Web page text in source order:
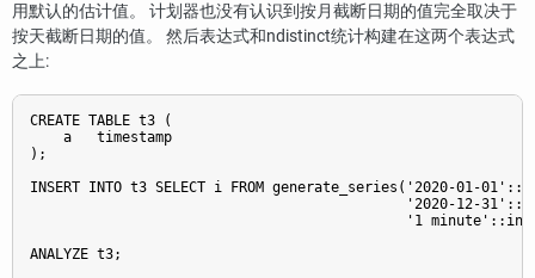
用默认的估计值。 计划器也没有认识到按月截断日期的值完全取决于
按天截断日期的值。 然后表达式和ndistinct统计构建在这两个表达式
之上:
CREATE TABLE t3 (
    a   timestamp
);
INSERT INTO t3 SELECT i FROM generate_series('2020-01-
'2020-12-
'1
ANALYZE t3;